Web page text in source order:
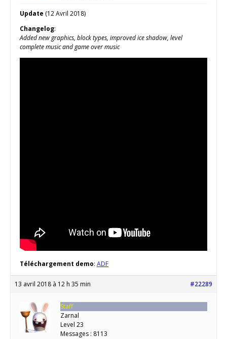
Update (12 Avril 2018)
Changelog:
Added new graphics, block types, improved ice shadow, level
complete music and game over music
Téléchargement demo: ADF
13 avril 2018 à 12 h 35 min #22289
Staff
Zarnal
Level 23
Messages : 8113